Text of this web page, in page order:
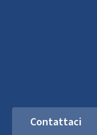
Contattaci